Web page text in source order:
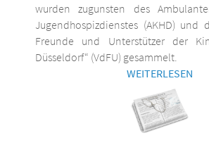
wurden zugunsten des
Jugendhospizdienstes (AKHD) und
Freunde und Unterstützer der
Düsseldorf“ (VdFU) gesammelt.
WEITERLESEN